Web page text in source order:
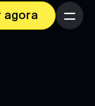
agora Menu